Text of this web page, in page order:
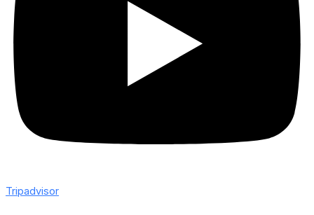
Tripadvisor